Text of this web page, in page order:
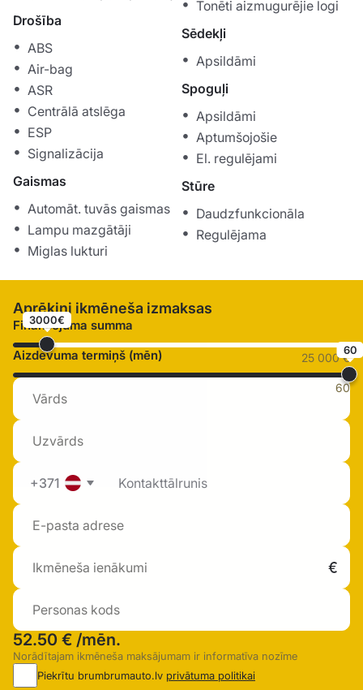
Drošība
ABS
Air-bag
ASR
Centrālā atslēga
ESP
Signalizācija
Gaismas
Automāt. tuvās gaismas
Lampu mazgātāji
Miglas lukturi
Tonēti aizmugurējie logi
Sēdekļi
Apsildāmi
Spoguļi
Apsildāmi
Aptumšojošie
El. regulējami
Stūre
Daudzfunkcionāla
Regulējama
Aprēķini ikmēneša izmaksas
Finansējuma summa
3000€
25 000 €
Aizdevuma termiņš (mēn) 60
60
+371
52.50 € /mēn.
Norādītajam ikmēneša maksājumam ir informatīva nozīme
Piekrītu brumbrumauto.lv privātuma politikai